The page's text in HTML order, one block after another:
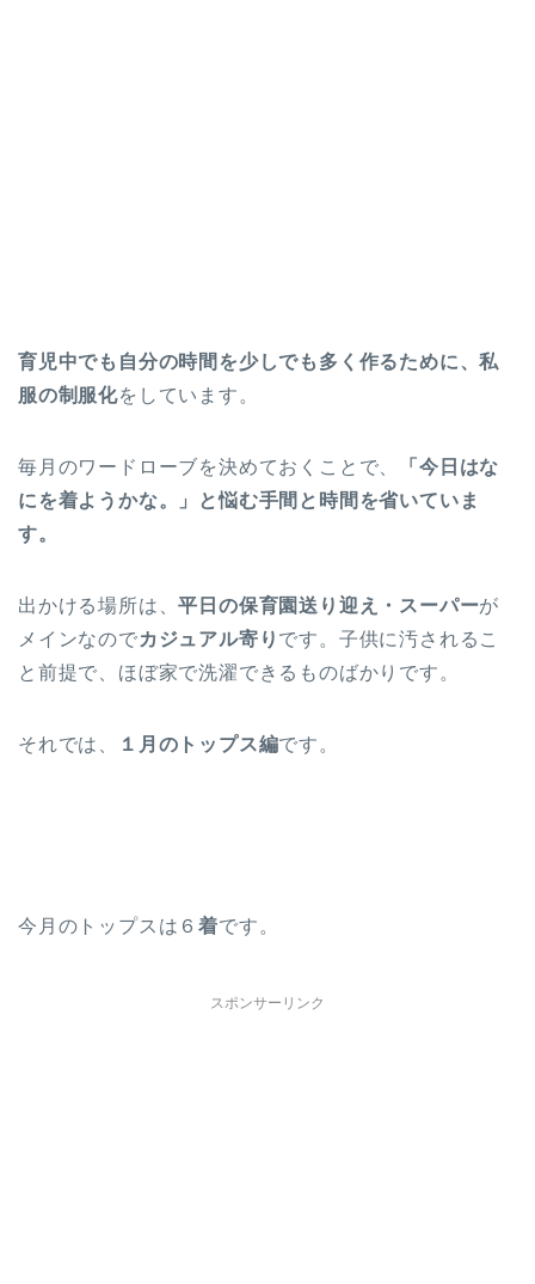
育児中でも自分の時間を少しでも多く作るために、私
服の制服化をしています。
毎月のワードローブを決めておくことで、
「今日はな
にを着ようかな。」と悩む手間と時間を省いていま
す。
出かける場所は、平日の保育園送り迎え・スーパーが
メインなのでカジュアル寄り です。子供に汚されるこ
と前提で、ほぼ家で洗濯できるものばかりです。
それでは、 １月のトップス編です。
今月のトップスは６着です。
スポンサーリンク